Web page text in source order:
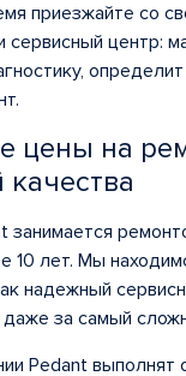
приезжайте со
сервисный центр:
цены на
качества
занимается
10 лет. Мы
надежный
даже за самый
Pedant выполнят